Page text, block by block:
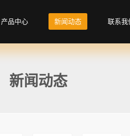
产品中心 新闻动态 联系我
新闻动态